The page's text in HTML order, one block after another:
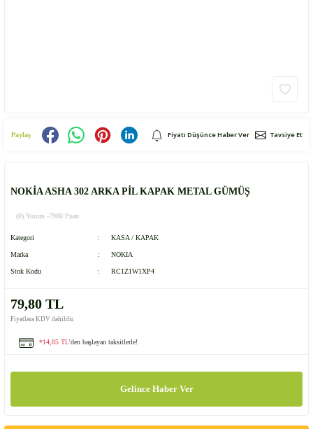
Paylaş Fiyatı Düşünce Haber Ver Tavsiye Et
NOKİA ASHA 302 ARKA PİL KAPAK METAL GÜMÜŞ
(0) Yorum -7980 Puan
Kategori KASA / KAPAK
Marka NOKIA
Stok Kodu RC1Z1W1XP4
79,80 TL
Fiyatlara KDV dahildir.
*14,85 TL'den başlayan taksitlerle!
Gelince Haber Ver